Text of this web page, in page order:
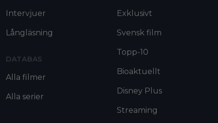
Intervjuer
Långläsning
DATABAS
Alla filmer
Alla serier
Exklusivt
Svensk film
Topp-10
Bioaktuellt
Disney Plus
Streaming